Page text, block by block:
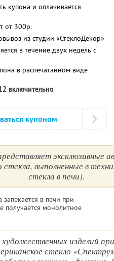
купона и оплачивается
от 300р.
из студии «СтеклоДекор»
в течение двух недель с
в распечатанном виде
включительно
купоном
эксклюзивные
выполненные в
стекла в печи).
в печи при
получается монолитное
художественных изделий
стекло